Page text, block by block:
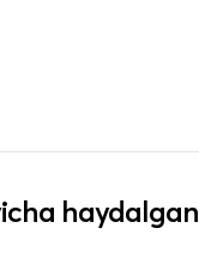
haydalgan